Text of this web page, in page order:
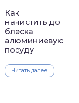
Как
начистить до
блеска
алюминиевую
посуду
Читать далее